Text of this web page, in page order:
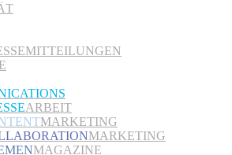
ARBEIT
MARKETING
MARKETING
MAGAZINE